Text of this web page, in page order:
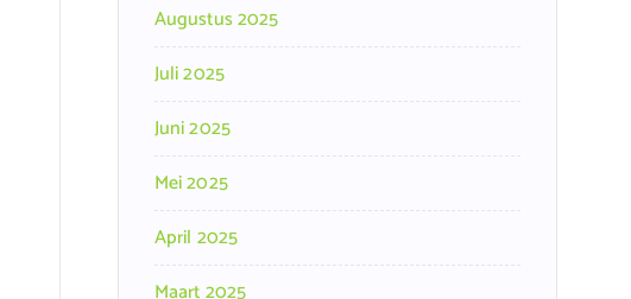
Augustus 2025
Juli 2025
Juni 2025
Mei 2025
April 2025
Maart 2025